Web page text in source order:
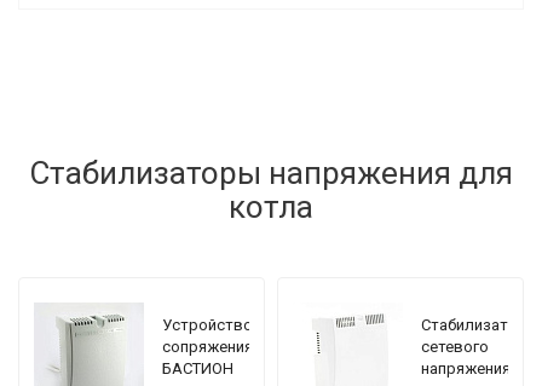
Стабилизаторы напряжения для
котла
Устройство
сопряжения
БАСТИОН
Стабилизатор
сетевого
напряжения